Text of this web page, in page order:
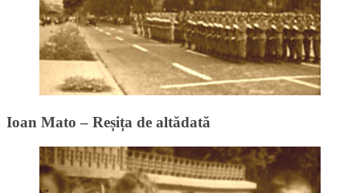
Ioan Mato – Reșița de altădată